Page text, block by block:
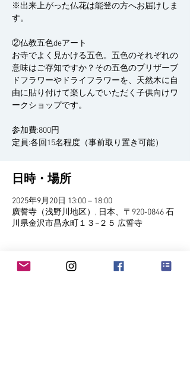
※出来上がった仏花は能登の方へお届けしま
す。
②仏教五色deアート
お寺でよく見かける五色。五色のそれぞれの
意味はご存知ですか？その五色のプリザーブ
ドフラワーやドライフラワーを、天然木に自
由に貼り付けて楽しんでいただく子供向けワ
ークショップです。
参加費:800円
日時・場所
2025年9月20日 13:00 – 18:00
廣誓寺（浅野川地区）, 日本、〒920-0846 石
川県金沢市昌永町１３−２５ 広誓寺
イベントについて